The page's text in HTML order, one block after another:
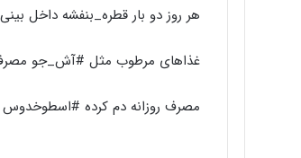
هر روز دو بار قطره_بنفشه داخل بینی
غذاهای مرطوب مثل #آش_جو
مصرف روزانه دم کرده #اسطوخدوس